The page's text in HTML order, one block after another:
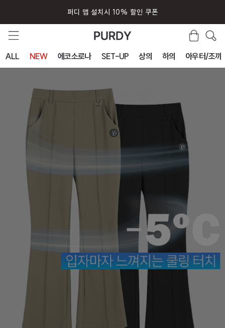
퍼디 앱 설치시 10% 할인 쿠폰
ALL NEW 에코소로나 SET-UP 상의 하의 아우터/조끼